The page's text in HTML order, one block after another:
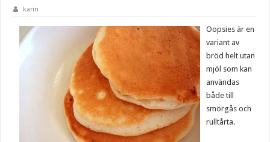
karin
Oopsies är en
variant av
bröd helt utan
mjöl som kan
användas
både till
smörgås och
rulltårta.